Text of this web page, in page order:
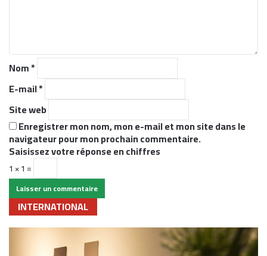
r
e
*
Nom*
E-mail*
Site web
Enregistrer mon nom, mon e-mail et mon site dans le
navigateur pour mon prochain commentaire.
Saisissez votre réponse en chiffres
1 × 1 =
INTERNATIONAL